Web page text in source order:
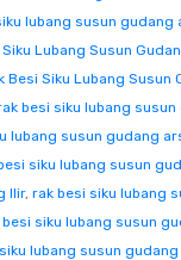
lubang susun gudang
Siku Lubang Susun
Besi Siku Lubang Susun
besi siku lubang
lubang susun gudang
siku lubang susun
Ilir, rak besi siku lubang
besi siku lubang susun
lubang susun